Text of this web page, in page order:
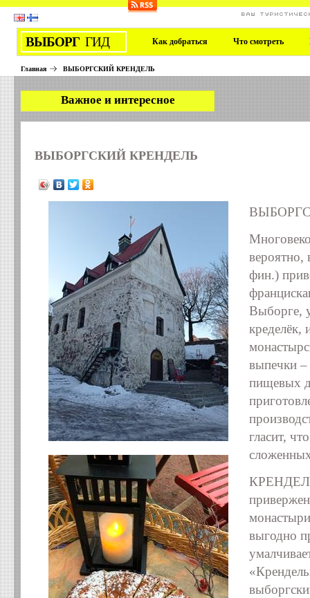
ВАШ
ВЫБОРГ ГИД Как добраться Что смотреть
Главная ВЫБОРГСКИЙ КРЕНДЕЛЬ
Важное и интересное
ВЫБОРГСКИЙ КРЕНДЕЛЬ
фин.)
Выборге,
кределёк,
выпечки –
пищевых
гласит,
выгодно